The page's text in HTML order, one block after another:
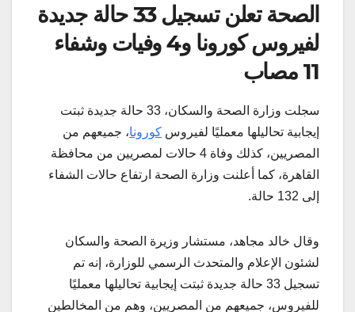
الصحة تعلن تسجيل 33 حالة جديدة
لفيروس كورونا و4 وفيات وشفاء
11 مصاب
سجلت وزارة الصحة والسكان، 33 حالة جديدة ثبتت
إيجابية تحاليلها معمليًا لفيروس كورونا، جميعهم من
المصريين، كذلك وفاة 4 حالات لمصريين من محافظة
القاهرة، كما أعلنت وزارة الصحة ارتفاع حالات الشفاء
إلى 132 حالة.
وقال خالد مجاهد، مستشار وزيرة الصحة والسكان
لشئون الإعلام والمتحدث الرسمي للوزارة، إنه تم
تسجيل 33 حالة جديدة ثبتت إيجابية تحاليلها معمليًا
للفيروس، جميعهم من المصريين، وهم من المخالطين